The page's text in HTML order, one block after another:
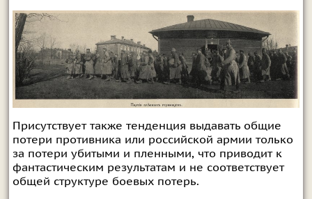
Присутствует также тенденция выдавать общие
потери противника или российской армии только
за потери убитыми и пленными, что приводит к
фантастическим результатам и не соответствует
общей структуре боевых потерь.